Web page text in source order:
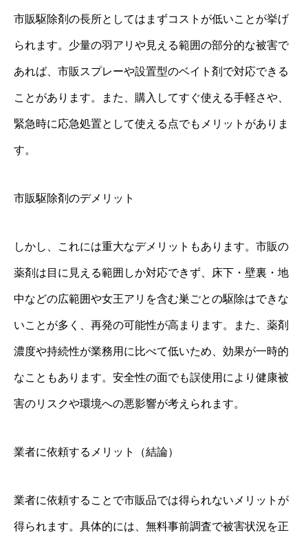
市販駆除剤の長所としてはまずコストが低いことが挙げ
られます。少量の羽アリや見える範囲の部分的な被害で
あれば、市販スプレーや設置型のベイト剤で対応できる
ことがあります。また、購入してすぐ使える手軽さや、
緊急時に応急処置として使える点でもメリットがありま
す。
市販駆除剤のデメリット
しかし、これには重大なデメリットもあります。市販の
薬剤は目に見える範囲しか対応できず、床下・壁裏・地
中などの広範囲や女王アリを含む巣ごとの駆除はできな
いことが多く、再発の可能性が高まります。また、薬剤
濃度や持続性が業務用に比べて低いため、効果が一時的
なこともあります。安全性の面でも誤使用により健康被
害のリスクや環境への悪影響が考えられます。
業者に依頼するメリット（結論）
業者に依頼することで市販品では得られないメリットが
得られます。具体的には、無料事前調査で被害状況を正